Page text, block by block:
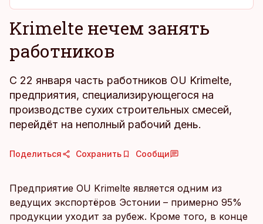
Krimelte нечем занять
работников
С 22 января часть работников OU Krimelte,
предприятия, специализирующегося на
производстве сухих строительных смесей,
перейдёт на неполный рабочий день.
Поделиться Сохранить Сообщи
Предприятие OU Krimelte является одним из
ведущих экспортёров Эстонии – примерно 95%
продукции уходит за рубеж. Кроме того, в конце